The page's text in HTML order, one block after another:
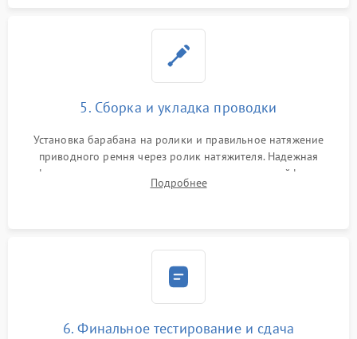
5. Сборка и укладка проводки
Установка барабана на ролики и правильное натяжение
приводного ремня через ролик натяжителя. Надежная
фиксация всех узлов, подключение клемм и шлейфов к
модулю управления. Монтаж корпусных панелей, люка и
Подробнее
6. Финальное тестирование и сдача